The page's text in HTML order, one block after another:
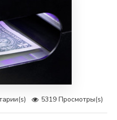
5319 Просмотры(s)